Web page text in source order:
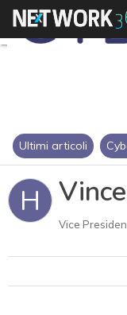
Ultimi articoli
H
Vice